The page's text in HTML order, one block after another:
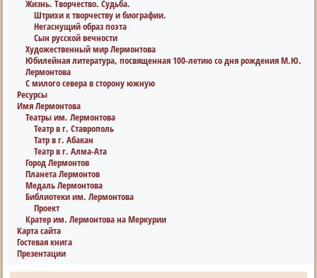
Жизнь. Творчество. Судьба.
Штрихи к творчеству и биографии.
Негаснущий образ поэта
Сын русской вечности
Художественный мир Лермонтова
Юбилейная литература, посвященная 100-летию со дня рождения М.Ю.
Лермонтова
С милого севера в сторону южную
Ресурсы
Имя Лермонтова
Театры им. Лермонтова
Театр в г. Ставрополь
Татр в г. Абакан
Театр в г. Алма-Ата
Город Лермонтов
Планета Лермонтов
Медаль Лермонтова
Библиотеки им. Лермонтова
Проект
Кратер им. Лермонтова на Меркурии
Карта сайта
Гостевая книга
Презентации